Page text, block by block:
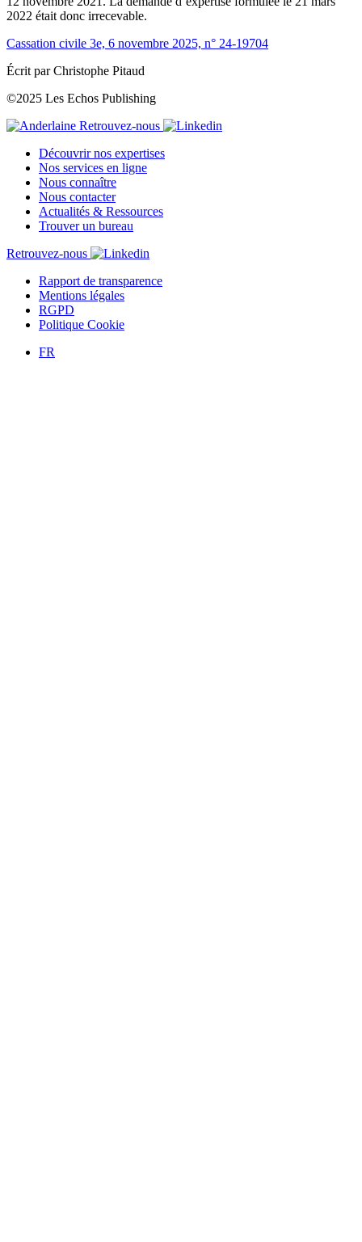
2022 était donc irrecevable.
Cassation civile 3e, 6 novembre 2025, n° 24-19704
Écrit par Christophe Pitaud
©2025 Les Echos Publishing
Retrouvez-nous
Découvrir nos expertises
Nos services en ligne
Nous connaître
Nous contacter
Actualités & Ressources
Trouver un bureau
Retrouvez-nous
Rapport de transparence
Mentions légales
RGPD
Politique Cookie
FR